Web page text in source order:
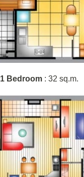
1 Bedroom : 32 sq.m.